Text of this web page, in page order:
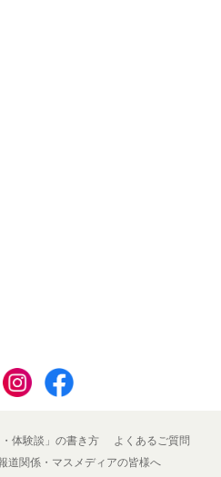
・体験談」の書き方
よくあるご質問
道関係・マスメディアの皆様へ